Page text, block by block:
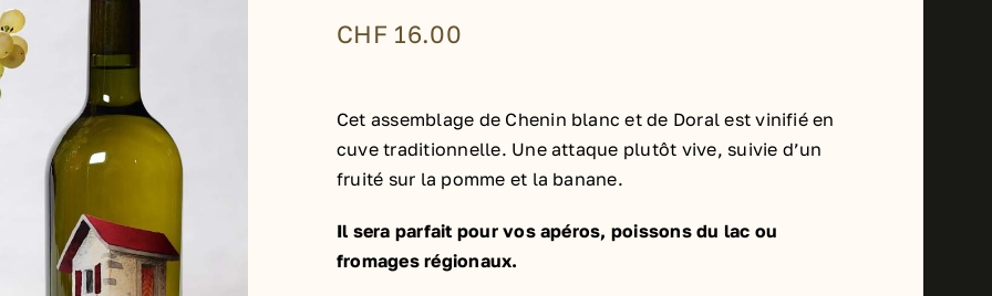
CHF 16.00
Cet assemblage de Chenin blanc et de Doral est vinifié en
cuve traditionnelle. Une attaque plutôt vive, suivie d’un
fruité sur la pomme et la banane.
Il sera parfait pour vos apéros, poissons du lac ou
fromages régionaux.